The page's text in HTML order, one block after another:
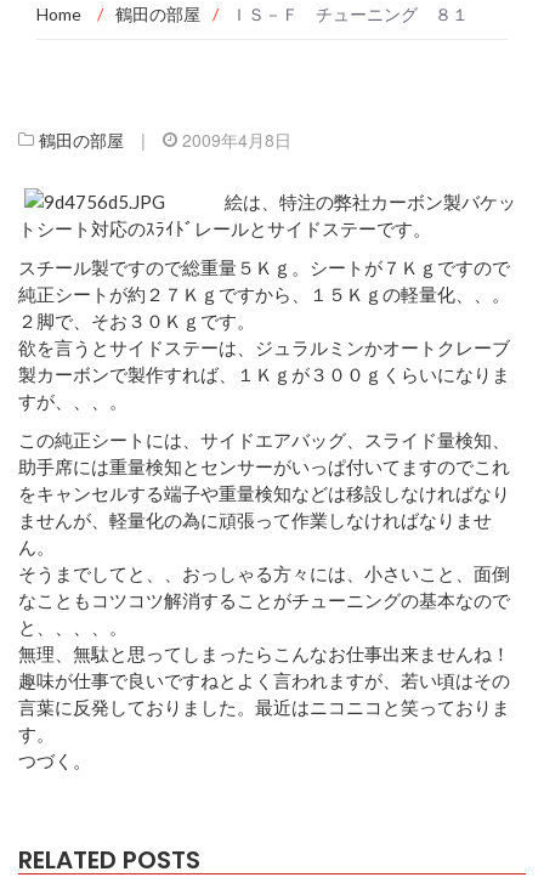
Home / 鶴田の部屋 / ＩＳ－Ｆ チューニング ８１
鶴田の部屋 | 2009年4月8日
絵は、特注の弊社カーボン製バケッ
トシート対応のｽﾗｲﾄﾞレールとサイドステーです。
スチール製ですので総重量５Ｋｇ。シートが７Ｋｇですので
純正シートが約２７Ｋｇですから、１５Ｋｇの軽量化、、。
２脚で、そお３０Ｋｇです。
欲を言うとサイドステーは、ジュラルミンかオートクレーブ
製カーボンで製作すれば、１Ｋｇが３００ｇくらいになりま
すが、、、。
この純正シートには、サイドエアバッグ、スライド量検知、
助手席には重量検知とセンサーがいっぱ付いてますのでこれ
をキャンセルする端子や重量検知などは移設しなければなり
ませんが、軽量化の為に頑張って作業しなければなりませ
ん。
そうまでしてと、、おっしゃる方々には、小さいこと、面倒
なこともコツコツ解消することがチューニングの基本なので
と、、、、。
無理、無駄と思ってしまったらこんなお仕事出来ませんね！
趣味が仕事で良いですねとよく言われますが、若い頃はその
言葉に反発しておりました。最近はニコニコと笑っておりま
す。
つづく。
RELATED POSTS